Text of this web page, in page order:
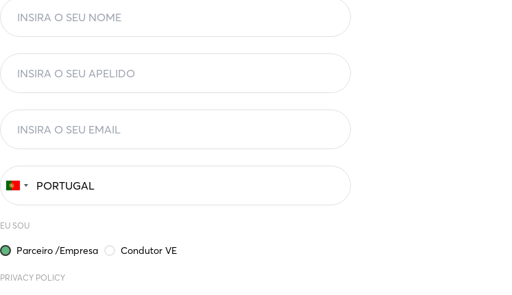
EU SOU
Parceiro /Empresa Condutor VE
PRIVACY POLICY